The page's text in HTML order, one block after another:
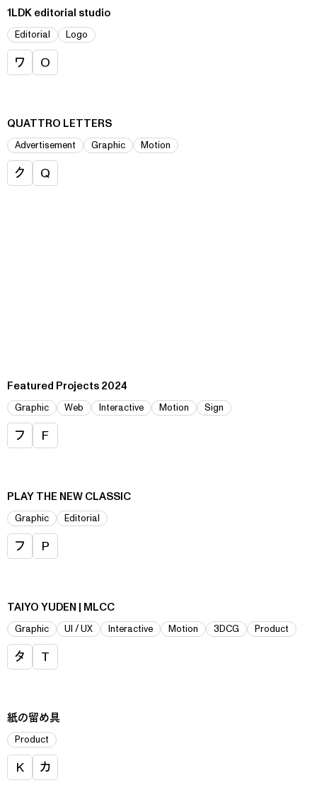
1LDK editorial studio
Editorial Logo
ワ O
QUATTRO LETTERS
Advertisement Graphic Motion
ク Q
Featured Projects 2024
Graphic Web Interactive Motion Sign
フ F
PLAY THE NEW CLASSIC
Graphic Editorial
フ P
TAIYO YUDEN | MLCC
Graphic UI / UX Interactive Motion 3DCG Product
タ T
紙の留め具
Product
K カ